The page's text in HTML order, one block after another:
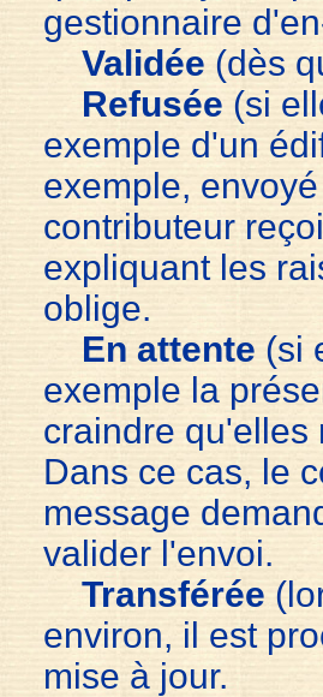
gestionnaire
Validée (dès
Refusée (si
exemple d'un
exemple,
contributeur
expliquant les
oblige.
En attente (si
exemple la
craindre qu'elles
Dans ce cas, le
message
valider l'envoi.
Transférée
environ, il est
mise à jour.